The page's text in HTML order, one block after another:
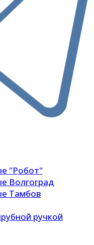
"Робот"
Волгоград
Тамбов
ручкой